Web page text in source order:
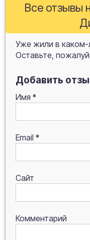
Все отзывы
Уже жили в каком-
Оставьте,
Добавить
Имя *
Email *
Сайт
Комментарий